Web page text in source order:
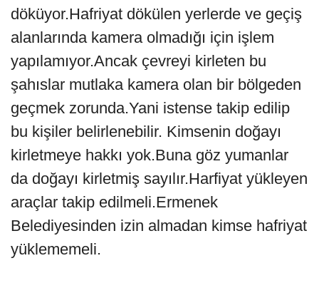
döküyor.Hafriyat dökülen yerlerde ve geçiş
alanlarında kamera olmadığı için işlem
yapılamıyor.Ancak çevreyi kirleten bu
şahıslar mutlaka kamera olan bir bölgeden
geçmek zorunda.Yani istense takip edilip
bu kişiler belirlenebilir. Kimsenin doğayı
kirletmeye hakkı yok.Buna göz yumanlar
da doğayı kirletmiş sayılır.Harfiyat yükleyen
araçlar takip edilmeli.Ermenek
Belediyesinden izin almadan kimse hafriyat
yüklememeli.